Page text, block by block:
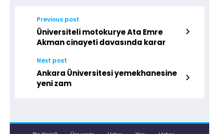
Previous post
Üniversiteli motokurye Ata Emre
Akman cinayeti davasında karar
Next post
Ankara Üniversitesi yemekhanesine
yeni zam